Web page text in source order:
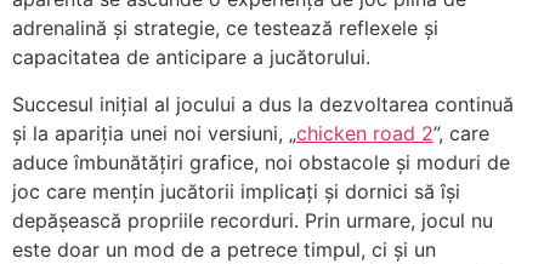
adrenalină și strategie, ce testează reflexele și
capacitatea de anticipare a jucătorului.
Succesul inițial al jocului a dus la dezvoltarea continuă
și la apariția unei noi versiuni, „chicken road 2”, care
aduce îmbunătățiri grafice, noi obstacole și moduri de
joc care mențin jucătorii implicați și dornici să își
depășească propriile recorduri. Prin urmare, jocul nu
este doar un mod de a petrece timpul, ci și un